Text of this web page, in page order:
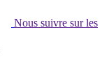
Nous suivre sur les